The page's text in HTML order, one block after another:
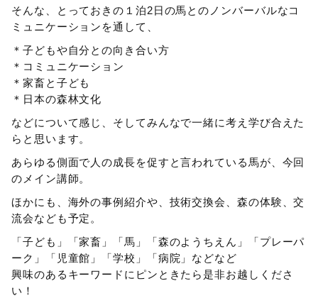
そんな、とっておきの１泊2日の馬とのノンバーバルなコ
ミュニケーションを通して、
＊子どもや自分との向き合い方
＊コミュニケーション
＊家畜と子ども
＊日本の森林文化
などについて感じ、そしてみんなで一緒に考え学び合えた
らと思います。
あらゆる側面で人の成長を促すと言われている馬が、今回
のメイン講師。
ほかにも、海外の事例紹介や、技術交換会、森の体験、交
流会なども予定。
「子ども」「家畜」「馬」「森のようちえん」「プレーパ
ーク」「児童館」「学校」「病院」などなど
興味のあるキーワードにピンときたら是非お越しくださ
い！